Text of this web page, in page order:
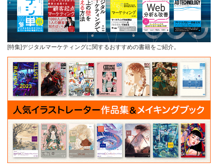
[特集]デジタルマーケティングに関するおすすめの書籍をご紹介。